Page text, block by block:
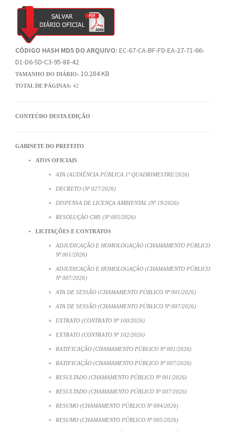
CÓDIGO HASH MD5 DO ARQUIVO: EC-67-CA-BF-FD-EA-27-71-66-
D1-D6-5D-C3-95-88-42
TAMANHO DO DIÁRIO: 10.284 KB
TOTAL DE PÁGINAS: 42
CONTEÚDO DESTA EDIÇÃO
GABINETE DO PREFEITO
ATOS OFICIAIS
ATA (AUDIÊNCIA PÚBLICA 1º QUADRIMESTRE/2026)
DECRETO (Nº 027/2026)
DISPENSA DE LICENÇA AMBIENTAL (Nº 19/2026)
RESOLUÇÃO CMS (Nº 005/2026)
LICITAÇÕES E CONTRATOS
ADJUDICAÇÃO E HOMOLOGAÇÃO (CHAMAMENTO PÚBLICO
Nº 001/2026)
ADJUDICAÇÃO E HOMOLOGAÇÃO (CHAMAMENTO PÚBLICO
Nº 007/2026)
ATA DE SESSÃO (CHAMAMENTO PÚBLICO Nº 001/2026)
ATA DE SESSÃO (CHAMAMENTO PÚBLICO Nº 007/2026)
EXTRATO (CONTRATO Nº 100/2026)
EXTRATO (CONTRATO Nº 102/2026)
RATIFICAÇÃO (CHAMAMENTO PÚBLICO Nº 001/2026)
RATIFICAÇÃO (CHAMAMENTO PÚBLICO Nº 007/2026)
RESULTADO (CHAMAMENTO PÚBLICO Nº 001/2026)
RESULTADO (CHAMAMENTO PÚBLICO Nº 007/2026)
RESUMO (CHAMAMENTO PÚBLICO Nº 004/2026)
RESUMO (CHAMAMENTO PÚBLICO Nº 005/2026)